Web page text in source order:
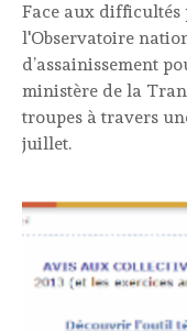
Face aux difficultés
l'Observatoire
d’assainissement
ministère de la
troupes à travers
juillet.